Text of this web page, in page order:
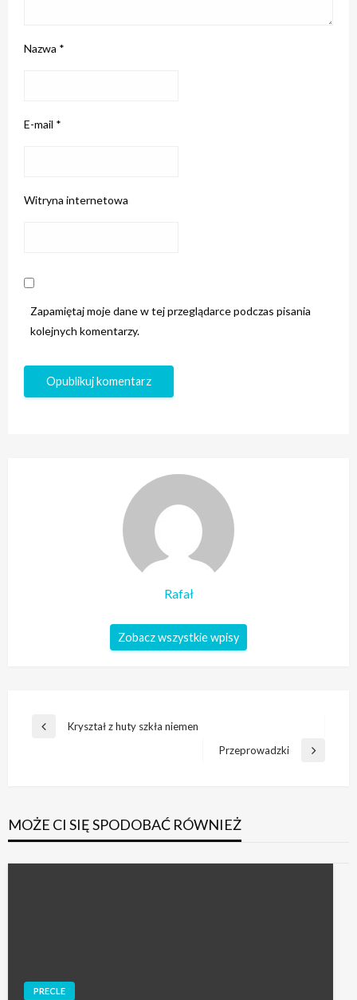
Nazwa *
E-mail *
Witryna internetowa
Zapamiętaj moje dane w tej przeglądarce podczas pisania
kolejnych komentarzy.
Rafał
Zobacz wszystkie wpisy
Nawigacja
Poprzedni
Kryształ z huty szkła niemen
Następny
Przeprowadzki
MOŻE CI SIĘ SPODOBAĆ RÓWNIEŻ
PRECLE